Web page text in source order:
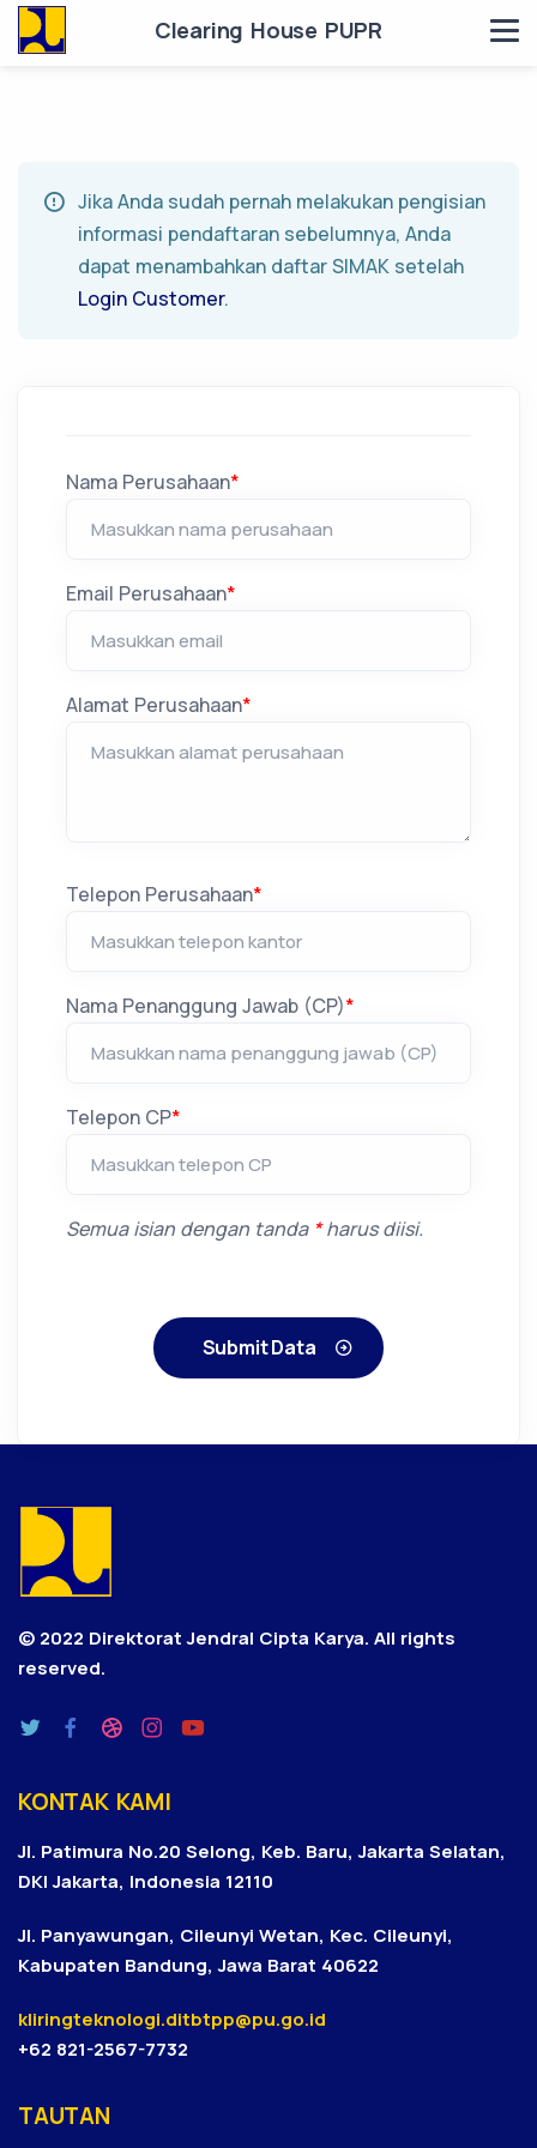
Clearing House PUPR
Jika Anda sudah pernah melakukan pengisian
informasi pendaftaran sebelumnya, Anda
dapat menambahkan daftar SIMAK setelah
Login Customer.
Nama Perusahaan*
Email Perusahaan*
Alamat Perusahaan*
Telepon Perusahaan*
Nama Penanggung Jawab (CP)*
Telepon CP*
Semua isian dengan tanda *harus diisi.
Submit Data
© 2022 Direktorat Jendral Cipta Karya. All rights
reserved.
KONTAK KAMI
Jl. Patimura No.20 Selong, Keb. Baru, Jakarta Selatan,
DKI Jakarta, Indonesia 12110
Jl. Panyawungan, Cileunyi Wetan, Kec. Cileunyi,
Kabupaten Bandung, Jawa Barat 40622
kliringteknologi.ditbtpp@pu.go.id
+62 821-2567-7732
TAUTAN